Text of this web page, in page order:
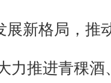
展新格局，推
力推进青稞酒